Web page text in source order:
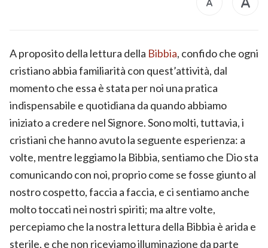
A proposito della lettura della Bibbia, confido che ogni
cristiano abbia familiarità con quest’attività, dal
momento che essa è stata per noi una pratica
indispensabile e quotidiana da quando abbiamo
iniziato a credere nel Signore. Sono molti, tuttavia, i
cristiani che hanno avuto la seguente esperienza: a
volte, mentre leggiamo la Bibbia, sentiamo che Dio sta
comunicando con noi, proprio come se fosse giunto al
nostro cospetto, faccia a faccia, e ci sentiamo anche
molto toccati nei nostri spiriti; ma altre volte,
percepiamo che la nostra lettura della Bibbia è arida e
sterile, e che non riceviamo illuminazione da parte